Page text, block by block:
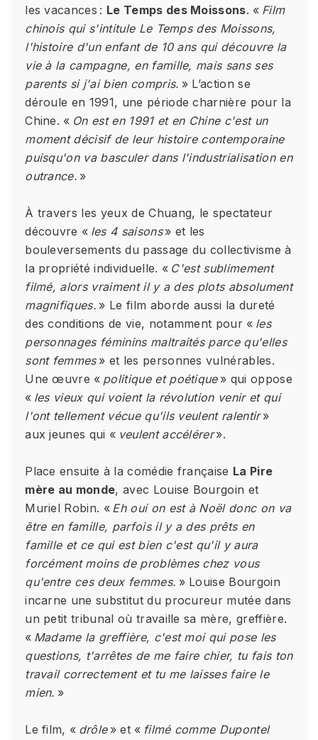
les vacances : Le Temps des Moissons. « Film
chinois qui s'intitule Le Temps des Moissons,
l'histoire d'un enfant de 10 ans qui découvre la
vie à la campagne, en famille, mais sans ses
parents si j'ai bien compris. » L’action se
déroule en 1991, une période charnière pour la
Chine. « On est en 1991 et en Chine c'est un
moment décisif de leur histoire contemporaine
puisqu'on va basculer dans l'industrialisation en
outrance. »
À travers les yeux de Chuang, le spectateur
découvre « les 4 saisons» et les
bouleversements du passage du collectivisme à
la propriété individuelle. « C'est sublimement
filmé, alors vraiment il y a des plots absolument
magnifiques. » Le film aborde aussi la dureté
des conditions de vie, notamment pour « les
personnages féminins maltraités parce qu'elles
sont femmes» et les personnes vulnérables.
Une œuvre « politique et poétique» qui oppose
« les vieux qui voient la révolution venir et qui
l'ont tellement vécue qu'ils veulent ralentir»
aux jeunes qui « veulent accélérer».
Place ensuite à la comédie française La Pire
mère au monde, avec Louise Bourgoin et
Muriel Robin. « Eh oui on est à Noël donc on va
être en famille, parfois il y a des prêts en
famille et ce qui est bien c'est qu'il y aura
forcément moins de problèmes chez vous
qu'entre ces deux femmes. » Louise Bourgoin
incarne une substitut du procureur mutée dans
un petit tribunal où travaille sa mère, greffière.
« Madame la greffière, c'est moi qui pose les
questions, t'arrêtes de me faire chier, tu fais ton
travail correctement et tu me laisses faire le
mien. »
Le film, « drôle» et « filmé comme Dupontel